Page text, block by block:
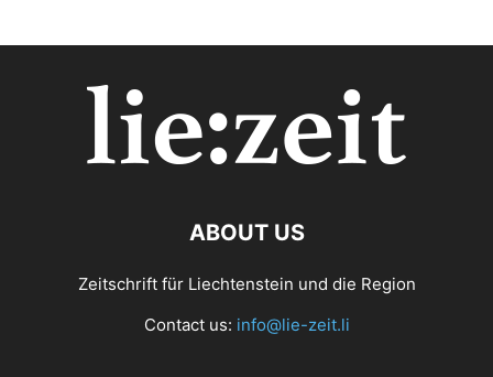
ABOUT US
Zeitschrift für Liechtenstein und die Region
Contact us: info@lie-zeit.li